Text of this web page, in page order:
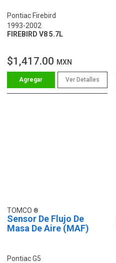
Pontiac Firebird
1993-2002
FIREBIRD V8 5.7L
$1,417.00 MXN
Ver Detalles
TOMCO
Sensor De Flujo De
Masa De Aire (MAF)
Pontiac G5